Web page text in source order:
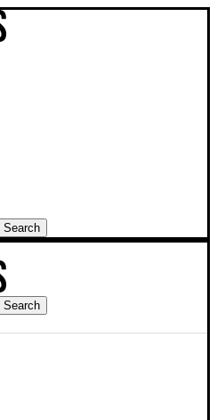
Search
Search